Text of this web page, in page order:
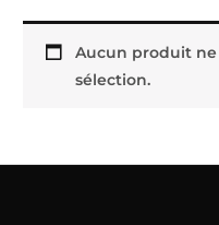
Aucun produit
sélection.